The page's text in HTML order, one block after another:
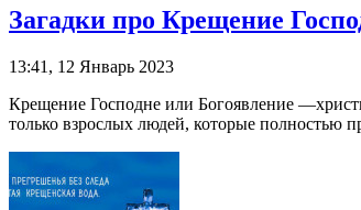
Загадки про Крещение
13:41, 12 Январь 2023
Крещение Господне или Богоявление
только взрослых людей, которые полностью